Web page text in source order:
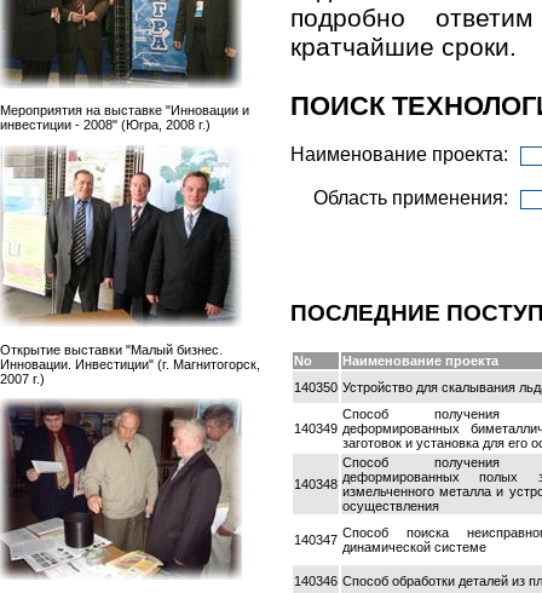
подробно
кратчайшие сроки.
ПОИСК
Наименование проекта:
Область применения:
ПОСЛЕДНИЕ
No
Наименование проекта
140350 Устройство для скалывания
140349
Способ получения
деформированных
заготовок и установка для его
140348
Способ получения
деформированных полых
измельченного металла и
осуществления
140347 Способ поиска
динамической системе
140346 Способ обработки деталей из
Мероприятия на выставке "Инновации и
инвестиции - 2008" (Югра, 2008 г.)
Открытие выставки "Малый бизнес.
Инновации. Инвестиции" (г. Магнитогорск,
2007 г.)